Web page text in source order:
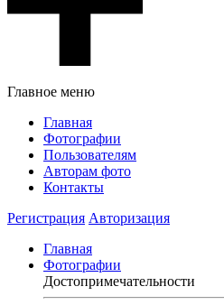
Главное меню
Главная
Фотографии
Пользователям
Авторам фото
Контакты
Регистрация Авторизация
Главная
Фотографии
Достопримечательности